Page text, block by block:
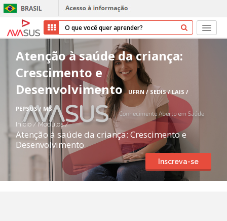
Início
Cursos
Parceiros
Sobre nós
Transparência
Repositório
Atenção à saúde da criança:
Crescimento e
Desenvolvimento UFRN / SEDIS / LAIS /
PEPSUS / MS
Início / Módulos/
Atenção à saúde da criança: Crescimento e
Desenvolvimento
Inscreva-se